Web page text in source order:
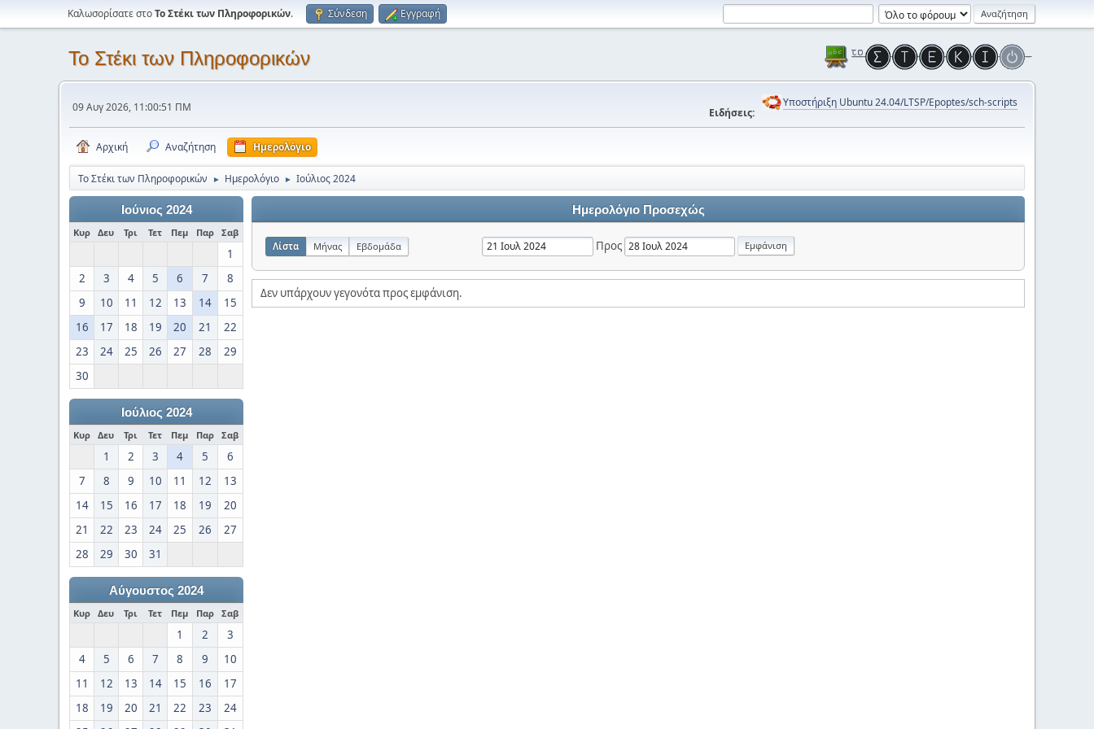
Καλωσορίσατε στοΤο Στέκι των Πληροφορικών. Σύνδεση Εγγραφή
Το Στέκι των Πληροφορικών
09 Αυγ 2026, 11:00:51 ΠΜ Ειδήσεις:
Υποστήριξη Ubuntu 24.04/LTSP/Epoptes/sch-scripts
Αρχική Αναζήτηση Ημερολόγιο
Το Στέκι των Πληροφορικών ► Ημερολόγιο ► Ιούλιος 2024
Ιούνιος 2024
Κυρ Δευ Τρι Τετ Πεμ Παρ Σαβ
1
2
3 4 5 6 7
8
9
10 11 12 13 14
15
16
17 18 19 20 21
22
23
24 25 26 27 28
29
30
Ιούλιος 2024
Κυρ Δευ Τρι Τετ Πεμ Παρ Σαβ
1 2 3 4 5
6
7
8 9 10 11 12
13
14
15 16 17 18 19
20
21
22 23 24 25 26
27
28
29 30 31
Αύγουστος 2024
Κυρ Δευ Τρι Τετ Πεμ Παρ Σαβ
1 2
3
4
5 6 7 8 9
10
11
12 13 14 15 16
17
18
19 20 21 22 23
24
Ημερολόγιο Προσεχώς
Λίστα Μήνας Εβδομάδα Προς
Δεν υπάρχουν γεγονότα προς εμφάνιση.